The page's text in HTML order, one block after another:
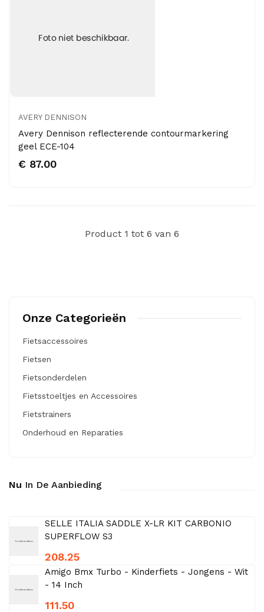
AVERY DENNISON
Avery Dennison reflecterende contourmarkering
geel ECE-104
€ 87.00
Product 1 tot 6 van 6
Onze Categorieën
Fietsaccessoires
Fietsen
Fietsonderdelen
Fietsstoeltjes en Accessoires
Fietstrainers
Onderhoud en Reparaties
Nu In De Aanbieding
SELLE ITALIA SADDLE X-LR KIT CARBONIO
SUPERFLOW S3
208.25
Amigo Bmx Turbo - Kinderfiets - Jongens - Wit
- 14 Inch
111.50